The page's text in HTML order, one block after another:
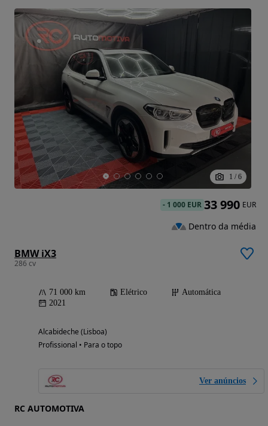
1 / 6
BMW iX3
286 cv
71 000 km Elétrico
Automática
2021
Alcabideche (Lisboa)
Profissional • Para o topo
Ver anúncios
RC AUTOMOTIVA
- 1 000 EUR 33 990 EUR
Dentro da média